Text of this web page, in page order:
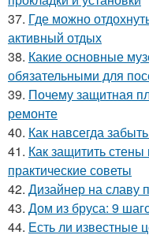
37. Где можно
активный отдых
38. Какие основные
обязательными для
39. Почему защитная
ремонте
40. Как навсегда
41. Как защитить
практические советы
42. Дизайнер на славу
43. Дом из бруса: 9
44. Есть ли известные